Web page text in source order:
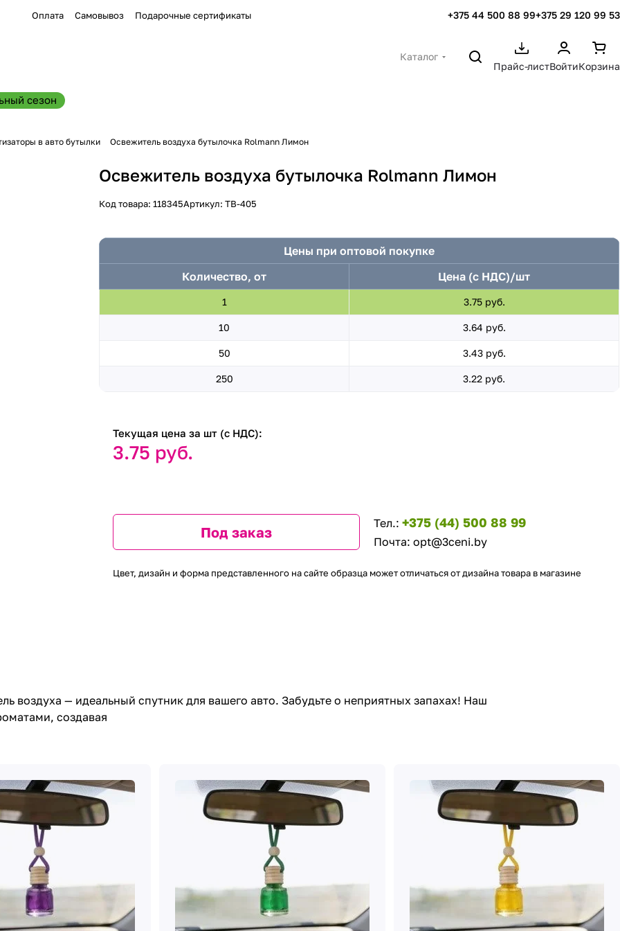
Оплата Самовывоз Подарочные сертификаты +375 44 500 88 99+375 29 120 99 53
Каталог
Прайс-листВойтиКорзина
сезон
в авто бутылки Освежитель воздуха бутылочка Rolmann Лимон
Освежитель воздуха бутылочка Rolmann Лимон
Код товара:118345Артикул:ТВ-405
Цены при оптовой покупке
Количество, от
Цена (с НДС)/шт
1 3.75 руб.
10 3.64 руб.
50 3.43 руб.
250 3.22 руб.
Текущая цена за шт (с НДС):
3.75 руб.
Под заказ
Тел.: +375 (44) 500 88 99
Почта: opt@3ceni.by
Цвет, дизайн и форма представленного на сайте образца может отличаться от дизайна товара в магазине
воздуха — идеальный спутник для вашего авто. Забудьте о неприятных запахах! Наш
создавая